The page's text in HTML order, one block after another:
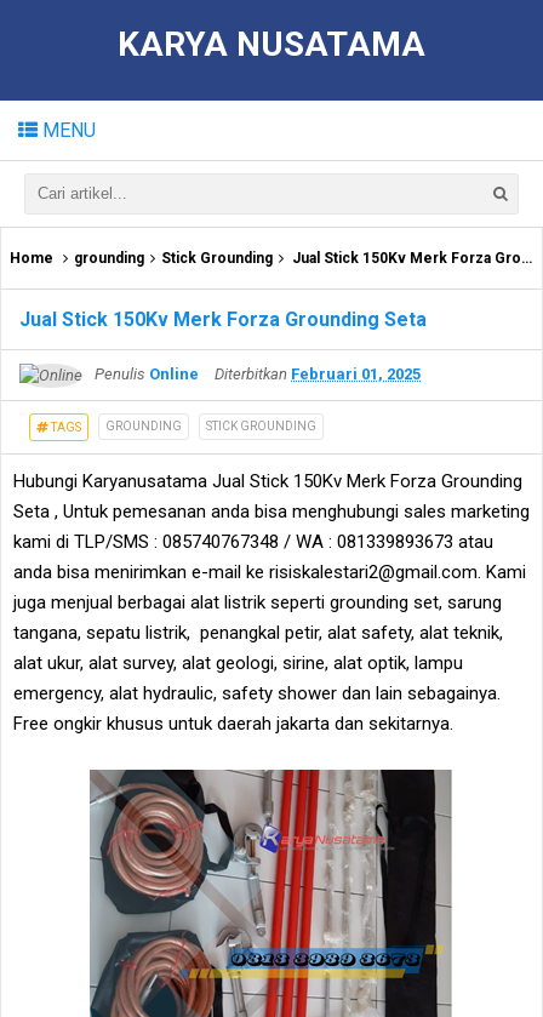
KARYA NUSATAMA
MENU
Home grounding Stick Grounding Jual Stick 150Kv Merk Forza Grounding Seta
Jual Stick 150Kv Merk Forza Grounding Seta
Penulis Online Diterbitkan Februari 01, 2025
TAGS GROUNDING STICK GROUNDING
Hubungi Karyanusatama Jual Stick 150Kv Merk Forza Grounding
Seta , Untuk pemesanan anda bisa menghubungi sales marketing
kami di TLP/SMS : 085740767348 / WA : 081339893673 atau
anda bisa menirimkan e-mail ke risiskalestari2@gmail.com. Kami
juga menjual berbagai alat listrik seperti grounding set, sarung
tangana, sepatu listrik, penangkal petir, alat safety, alat teknik,
alat ukur, alat survey, alat geologi, sirine, alat optik, lampu
emergency, alat hydraulic, safety shower dan lain sebagainya.
Free ongkir khusus untuk daerah jakarta dan sekitarnya.